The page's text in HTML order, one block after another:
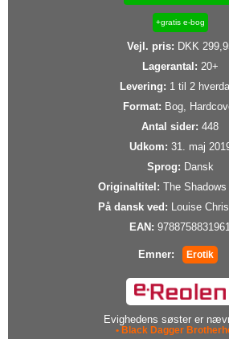
+gratis e-bog
Vejl. pris: DKK
Lagerantal: 20+
Levering: 1 til 2
Format: Bog,
Antal sider: 448
Udkom: 31. maj
Sprog: Dansk
Originaltitel: The Shadows
På dansk ved: Louise
EAN:
Emner: Erotik
Evighedens søster er
• Black Dagger